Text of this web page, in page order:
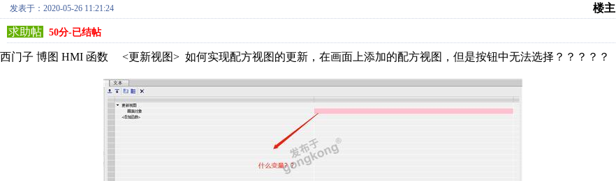
发表于：2020-05-26 11:21:24
楼主
求助帖
50分-已结帖
西门子 博图 HMI 函数 <更新视图> 如何实现配方视图的更新，在画面上添加的配方视图，但是按钮中无法选择？？？？？